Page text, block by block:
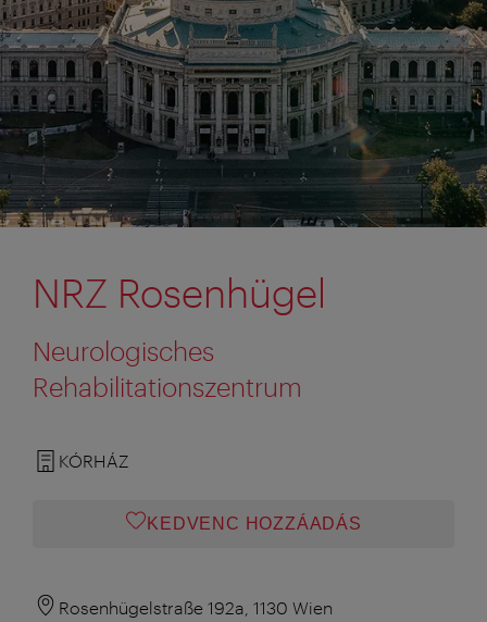
NRZ Rosenhügel
Neurologisches
Rehabilitationszentrum
KÓRHÁZ
KEDVENC HOZZÁADÁS
Rosenhügelstraße 192a, 1130 Wien